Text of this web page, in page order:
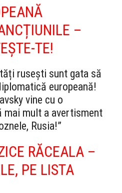
–
TE!
rusești sunt gata să
europeană!
vine cu o
mai mult a avertisment
Rusia!”
RĂCEALA –
PE LISTA